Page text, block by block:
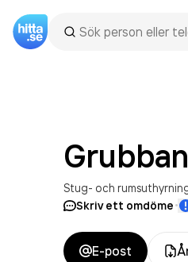
Stug- och
Skriv ett omdöme·
E-post